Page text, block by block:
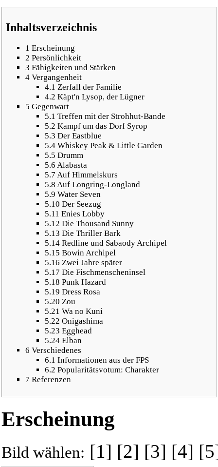
Inhaltsverzeichnis
1 Erscheinung
2 Persönlichkeit
3 Fähigkeiten und Stärken
4 Vergangenheit
4.1 Zerfall der Familie
4.2 Käpt'n Lysop, der Lügner
5 Gegenwart
5.1 Treffen mit der Strohhut-Bande
5.2 Kampf um das Dorf Syrop
5.3 Der Eastblue
5.4 Whiskey Peak & Little Garden
5.5 Drumm
5.6 Alabasta
5.7 Auf Himmelskurs
5.8 Auf Longring-Longland
5.9 Water Seven
5.10 Der Seezug
5.11 Enies Lobby
5.12 Die Thousand Sunny
5.13 Die Thriller Bark
5.14 Redline und Sabaody Archipel
5.15 Bowin Archipel
5.16 Zwei Jahre später
5.17 Die Fischmenscheninsel
5.18 Punk Hazard
5.19 Dress Rosa
5.20 Zou
5.21 Wa no Kuni
5.22 Onigashima
5.23 Egghead
5.24 Elban
6 Verschiedenes
6.1 Informationen aus der FPS
6.2 Popularitätsvotum: Charakter
7 Referenzen
Erscheinung
Bild wählen: [1] [2] [3] [4]